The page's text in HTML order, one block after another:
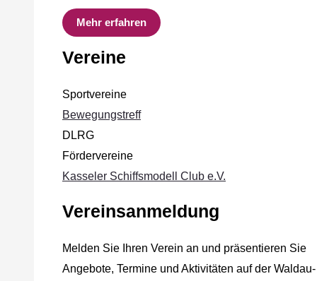
Mehr erfahren
Vereine
Sportvereine
Bewegungstreff
DLRG
Fördervereine
Kasseler Schiffsmodell Club e.V.
Vereinsanmeldung
Melden Sie Ihren Verein an und präsentieren Sie
Angebote, Termine und Aktivitäten auf der Waldau-